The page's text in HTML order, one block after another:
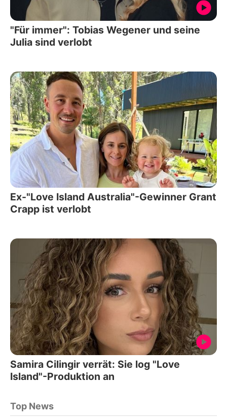
"Für immer": Tobias Wegener und seine
Julia sind verlobt
Ex-"Love Island Australia"-Gewinner Grant
Crapp ist verlobt
Samira Cilingir verrät: Sie log "Love
Island"-Produktion an
Top News